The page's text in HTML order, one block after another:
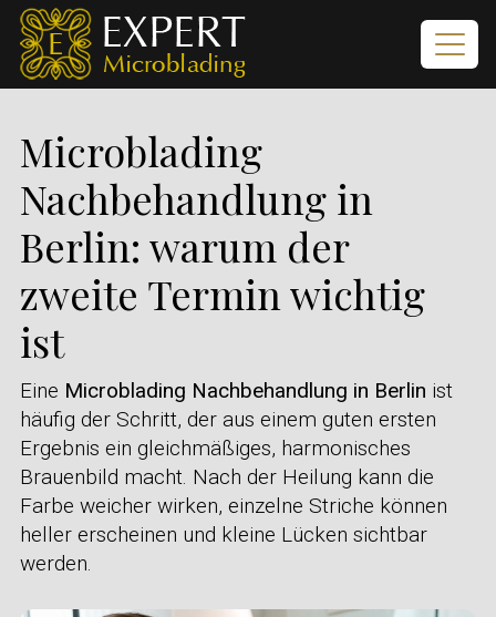
Microblading
Nachbehandlung in
Berlin: warum der
zweite Termin wichtig
ist
Eine Microblading Nachbehandlung in Berlin ist
häufig der Schritt, der aus einem guten ersten
Ergebnis ein gleichmäßiges, harmonisches
Brauenbild macht. Nach der Heilung kann die
Farbe weicher wirken, einzelne Striche können
heller erscheinen und kleine Lücken sichtbar
werden.